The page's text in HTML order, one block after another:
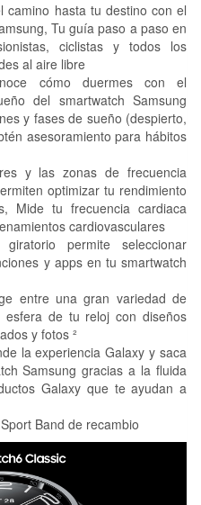
camino hasta tu destino con el
Tu guía paso a paso en
ciclistas y todos los
al aire libre
cómo duermes con el
del smartwatch Samsung
y fases de sueño (despierto,
asesoramiento para hábitos
y las zonas de frecuencia
optimizar tu rendimiento
Mide tu frecuencia cardiaca
cardiovasculares
permite seleccionar
y apps en tu smartwatch
entre una gran variedad de
esfera de tu reloj con diseños
y fotos ²
la experiencia Galaxy y saca
Samsung gracias a la fluida
Galaxy que te ayudan a
Band de recambio